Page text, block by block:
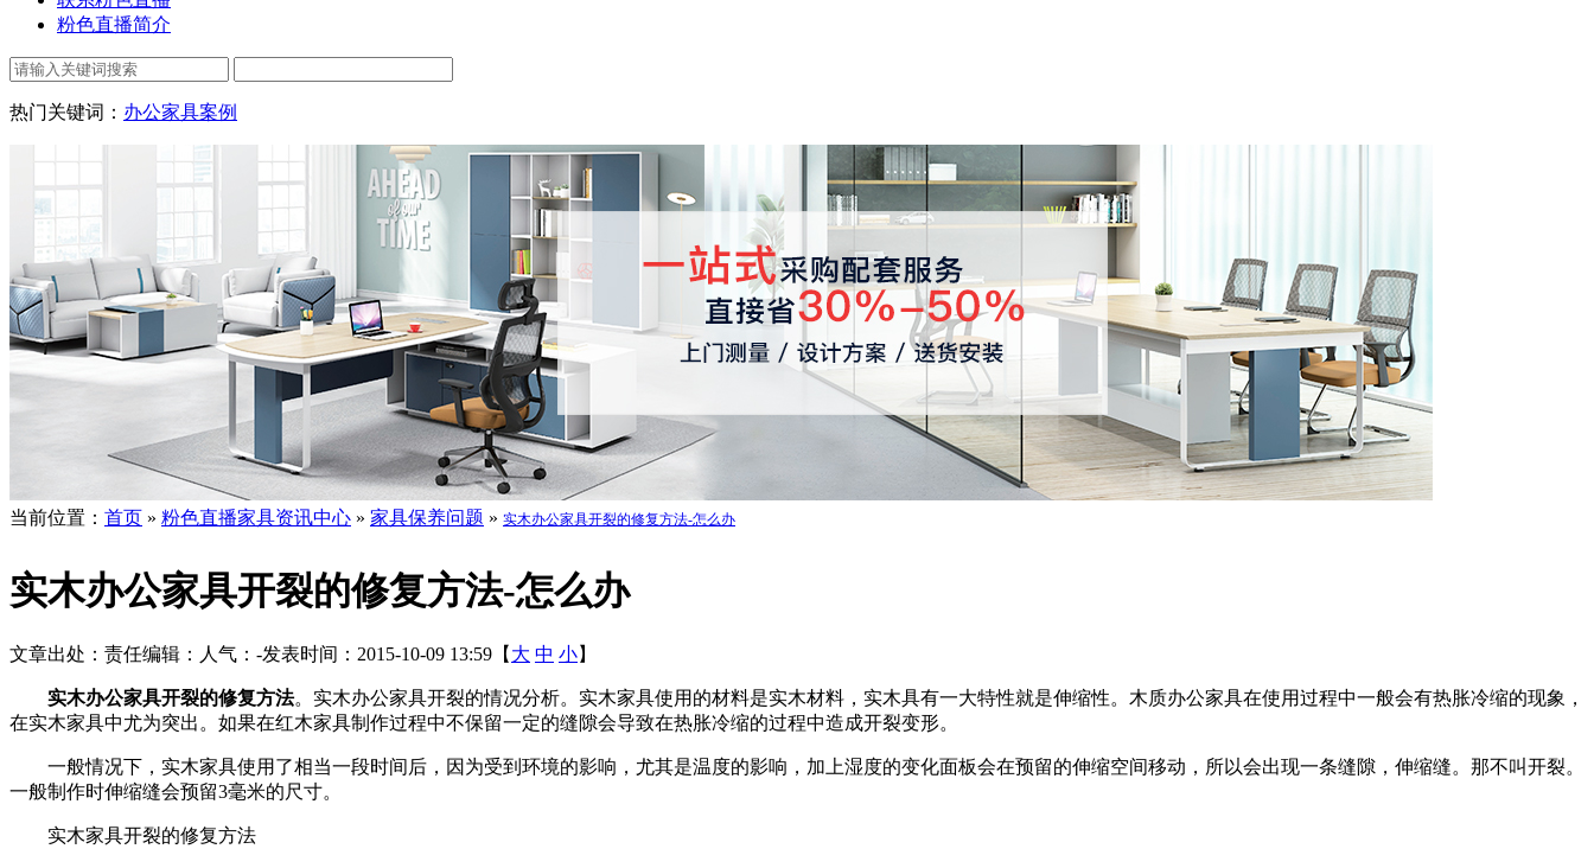
粉色直播简介
热门关键词： 办公家具案例
当前位置： 首页 » 粉色直播家具资讯中心 » 家具保养问题 » 实木办公家具开裂的修复方法-怎么办
实木办公家具开裂的修复方法-怎么办
文章出处： 责任编辑： 人气： -发表时间：2015-10-09 13:59【 大 中 小】
实木办公家具开裂的修复方法。实木办公家具开裂的情况分析。实木家具使用的材料是实木材料，实木具有一大特性就是伸缩性。木质办公家具在使用过程中一般会有热胀冷缩的现象，
在实木家具中尤为突出。如果在红木家具制作过程中不保留一定的缝隙会导致在热胀冷缩的过程中造成开裂变形。
一般情况下，实木家具使用了相当一段时间后，因为受到环境的影响，尤其是温度的影响，加上湿度的变化面板会在预留的伸缩空间移动，所以会出现一条缝隙，伸缩缝。那不叫开裂。
一般制作时伸缩缝会预留3毫米的尺寸。
实木家具开裂的修复方法